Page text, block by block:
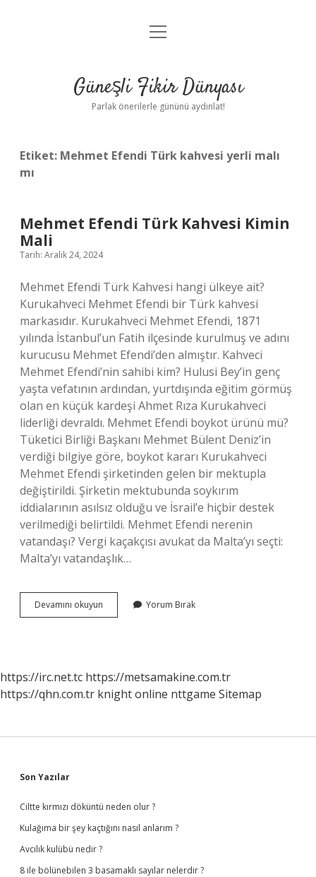
Anasayfa
Yasal Uyarı
menüyü
Güneşli Fikir Dünyası
Parlak önerilerle gününü aydınlat!
Etiket: Mehmet Efendi Türk kahvesi yerli malı
mı
Mehmet Efendi Türk Kahvesi Kimin
Mali
Tarih: Aralık 24, 2024
Mehmet Efendi Türk Kahvesi hangi ülkeye ait?
Kurukahveci Mehmet Efendi bir Türk kahvesi
markasıdır. Kurukahveci Mehmet Efendi, 1871
yılında İstanbul’un Fatih ilçesinde kurulmuş ve adını
kurucusu Mehmet Efendi’den almıştır. Kahveci
Mehmet Efendi’nin sahibi kim? Hulusi Bey’in genç
yaşta vefatının ardından, yurtdışında eğitim görmüş
olan en küçük kardeşi Ahmet Rıza Kurukahveci
liderliği devraldı. Mehmet Efendi boykot ürünü mü?
Tüketici Birliği Başkanı Mehmet Bülent Deniz’in
verdiği bilgiye göre, boykot kararı Kurukahveci
Mehmet Efendi şirketinden gelen bir mektupla
değiştirildi. Şirketin mektubunda soykırım
iddialarının asılsız olduğu ve İsrail’e hiçbir destek
verilmediği belirtildi. Mehmet Efendi nerenin
vatandaşı? Vergi kaçakçısı avukat da Malta’yı seçti:
Malta’yı vatandaşlık…
Devamını okuyun Mehmet
Efendi
Yorum Bırak
https://irc.net.tc https://metsamakine.com.tr
https://qhn.com.tr knight online nttgame Sitemap
Sidebar
Son Yazılar
Ciltte kırmızı döküntü neden olur ?
Kulağıma bir şey kaçtığını nasıl anlarım ?
Avcılık kulübü nedir ?
8 ile bölünebilen 3 basamaklı sayılar nelerdir ?